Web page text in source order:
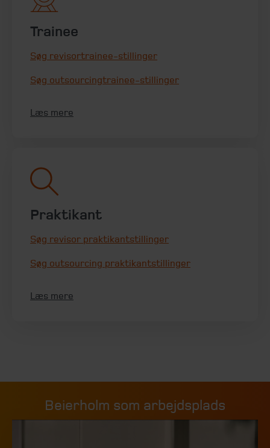
Trainee
Søg revisortrainee-stillinger
Søg outsourcingtrainee-stillinger
Læs mere
Praktikant
Søg revisor praktikantstillinger
Søg outsourcing praktikantstillinger
Læs mere
Beierholm som arbejdsplads